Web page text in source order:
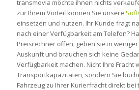
transmovia möchte ihnen nichts
zur Ihrem Vorteil können Sie unsere
einsetzen und nutzen. Ihr Kunde fragt
nach einer Verfügbarkeit am Telefon?
Preisrechner offen, geben sie in
Auskunft und brauchen sich keine
Verfügbarkeit machen. Nicht Ihre Fracht
Transportkapazitäten, sondern Sie
Fahrzeug zu Ihrer Kurierfracht direkt